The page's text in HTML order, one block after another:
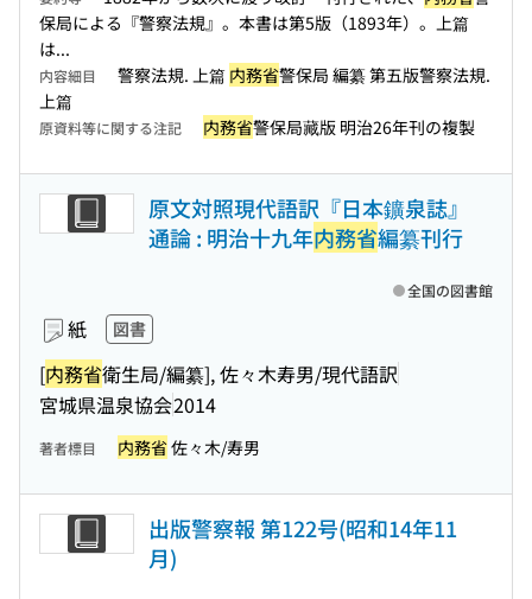
保局による『警察法規』。本書は第5版（1893年）。上篇
は...
内容細目 警察法規. 上篇 内務省警保局 編纂 第五版警察法規.
上篇
原資料等に関する注記 内務省警保局藏版 明治26年刊の複製
原文対照現代語訳『日本鑛泉誌』
通論 : 明治十九年内務省編纂刊行
紙 図書
[内務省衛生局/編纂], 佐々木寿男/現代語訳
宮城県温泉協会2014
全国の図書館
著者標目 内務省佐々木/寿男
出版警察報 第122号(昭和14年11
月)